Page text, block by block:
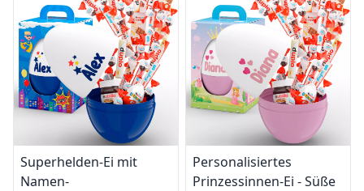
Superhelden-Ei mit
Namen-
Personalisiertes
Prinzessinnen-Ei - Süße